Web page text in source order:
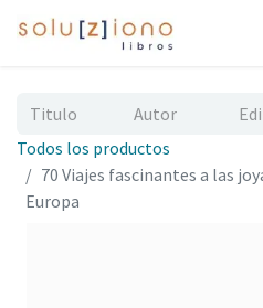
Todos los productos
70 Viajes fascinantes a las
Europa